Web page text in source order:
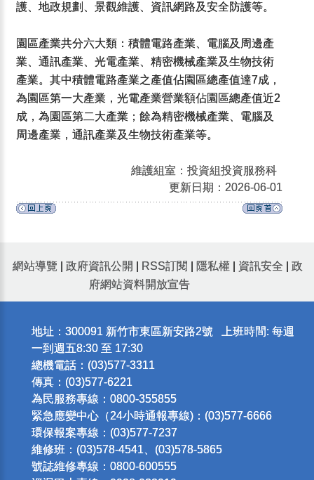
護、地政規劃、景觀維護、資訊網路及安全防護等。
園區產業共分六大類：積體電路產業、電腦及周邊產
業、通訊產業、光電產業、精密機械產業及生物技術
產業。其中積體電路產業之產值佔園區總產值達7成，
為園區第一大產業，光電產業營業額佔園區總產值近2
成，為園區第二大產業；餘為精密機械產業、電腦及
周邊產業，通訊產業及生物技術產業等。
維護組室：投資組投資服務科
更新日期：2026-06-01
網站導覽 政府資訊公開 RSS訂閱 隱私權 資訊安全
政
府網站資料開放宣告
地址：300091 新竹市東區新安路2號 上班時間: 每週
一到週五8:30 至 17:30
總機電話：(03)577-3311
傳真：(03)577-6221
為民服務專線：0800-355855
緊急應變中心（24小時通報專線)：(03)577-6666
環保報案專線：(03)577-7237
維修班：(03)578-4541、(03)578-5865
號誌維修專線：0800-600555